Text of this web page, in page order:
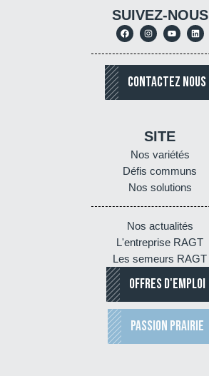
SUIVEZ-NOUS
CONTACTEZ NOUS
SITE
Nos variétés
Défis communs
Nos solutions
Nos actualités
L'entreprise RAGT
Les semeurs RAGT
OFFRES D'EMPLOI
PASSION PRAIRIE